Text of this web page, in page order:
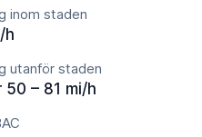
inom staden
h
utanför staden
50 – 81 mi/h